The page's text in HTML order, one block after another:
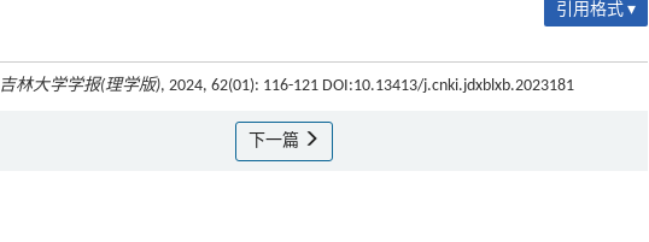
引用格式 ▾
吉林大学学报(理学版), 2024, 62(01): 116-121 DOI:10.13413/j.cnki.jdxblxb.2023181
下一篇